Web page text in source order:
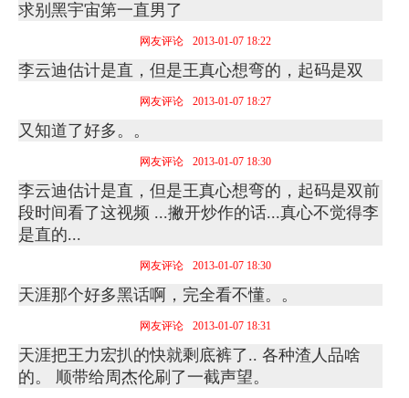
求别黑宇宙第一直男了
网友评论 2013-01-07 18:22
李云迪估计是直，但是王真心想弯的，起码是双
网友评论 2013-01-07 18:27
又知道了好多。。
网友评论 2013-01-07 18:30
李云迪估计是直，但是王真心想弯的，起码是双前
段时间看了这视频 ...撇开炒作的话...真心不觉得李
是直的...
网友评论 2013-01-07 18:30
天涯那个好多黑话啊，完全看不懂。。
网友评论 2013-01-07 18:31
天涯把王力宏扒的快就剩底裤了.. 各种渣人品啥
的。 顺带给周杰伦刷了一截声望。